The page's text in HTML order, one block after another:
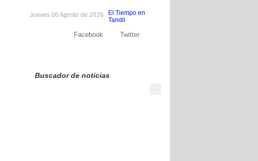
El Tiempo en
Tandil
Jueves 06 Agosto de 2026
Facebook Twitter
Buscador de noticias